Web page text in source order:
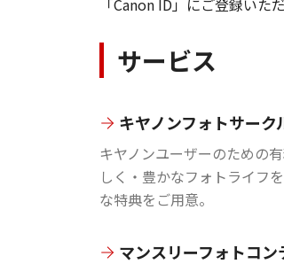
「Canon ID」にご登録いた
サービス
キヤノンフォトサーク
キヤノンユーザーのための
しく・豊かなフォトライフ
な特典をご用意。
マンスリーフォトコン